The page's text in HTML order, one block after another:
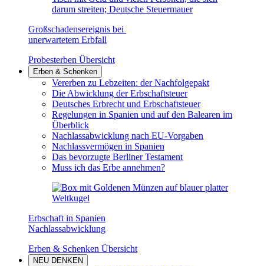
Großschadensereignis bei
unerwartetem Erbfall
Probesterben Übersicht
Erben & Schenken
Vererben zu Lebzeiten: der Nachfolgepakt
Die Abwicklung der Erbschaftsteuer
Deutsches Erbrecht und Erbschaftsteuer
Regelungen in Spanien und auf den Balearen im
Überblick
Nachlassabwicklung nach EU-Vorgaben
Nachlassvermögen in Spanien
Das bevorzugte Berliner Testament
Muss ich das Erbe annehmen?
Erbschaft in Spanien
Nachlassabwicklung
Erben & Schenken Übersicht
NEU DENKEN